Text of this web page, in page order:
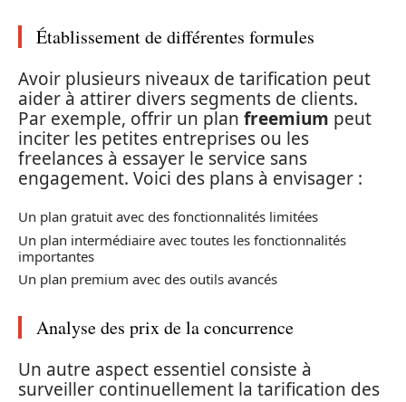
Établissement de différentes formules
Avoir plusieurs niveaux de tarification peut
aider à attirer divers segments de clients.
Par exemple, offrir un plan freemium peut
inciter les petites entreprises ou les
freelances à essayer le service sans
engagement. Voici des plans à envisager :
Un plan gratuit avec des fonctionnalités limitées
Un plan intermédiaire avec toutes les fonctionnalités
importantes
Un plan premium avec des outils avancés
Analyse des prix de la concurrence
Un autre aspect essentiel consiste à
surveiller continuellement la tarification des